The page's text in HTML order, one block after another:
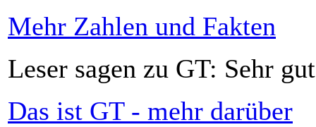
Mehr Zahlen und Fakten
Leser sagen zu GT: Sehr
Das ist GT - mehr darüber